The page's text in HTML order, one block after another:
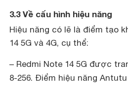
3.3 Về cấu hình hiệu năng
Hiệu năng có lẽ là điểm tạo
14 5G và 4G, cụ thể:
– Redmi Note 14 5G được
8-256. Điểm hiệu năng